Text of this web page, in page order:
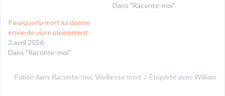
Dans "Raconte-moi"
Pourquoi la mort lui donne
envie de vivre pleinement
2 avril 2026
Dans "Raconte-moi"
Publié dans Raconte-moi, Vieillesse mort Étiqueté avec William